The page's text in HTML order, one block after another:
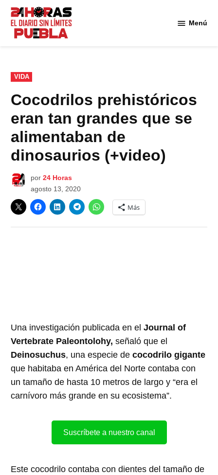
Saltar
contenido
Menú
PUBLICADO
EN
VIDA
Cocodrilos prehistóricos
eran tan grandes que se
alimentaban de
dinosaurios (+video)
por 24 Horas
agosto 13, 2020
Más
Una investigación publicada en elJournal of
Vertebrate Paleontolohy, señaló que el
Deinosuchus, una especie de cocodrilo gigante
que habitaba en América del Norte contaba con
un tamaño de hasta 10 metros de largo y “era el
carnívoro más grande en su ecosistema”.
Suscríbete a nuestro canal
Este cocodrilo contaba con dientes del tamaño de